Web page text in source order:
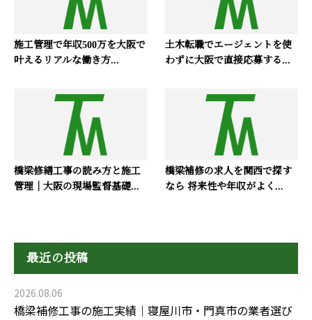
施工管理で年収500万を大阪で
叶えるリアルな働き方...
土木転職でエージェントを使
わずに大阪で直接応募する...
橋梁修繕工事の読み方と施工
管理｜大阪の現場監督基礎...
橋梁補修の求人を関西で探す
なら 将来性や年収がよく...
最近の投稿
2026.08.06
橋梁補修工事の施工実績｜寝屋川市・門真市の業者選び